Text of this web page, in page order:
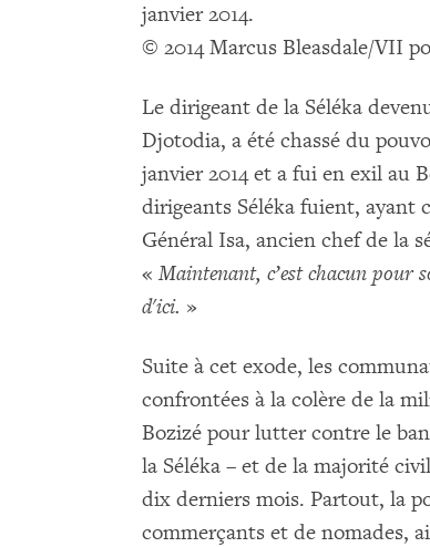
janvier 2014.
© 2014 Marcus Bleasdale/VII
Le dirigeant de la Séléka
Djotodia, a été chassé du
janvier 2014 et a fui en exil au
dirigeants Séléka fuient, ayant
Général Isa, ancien chef de la
«Maintenant, c’est chacun pour
d'ici. »
Suite à cet exode, les
confrontées à la colère de la
Bozizé pour lutter contre le
la Séléka – et de la majorité
dix derniers mois. Partout, la
commerçants et de nomades,